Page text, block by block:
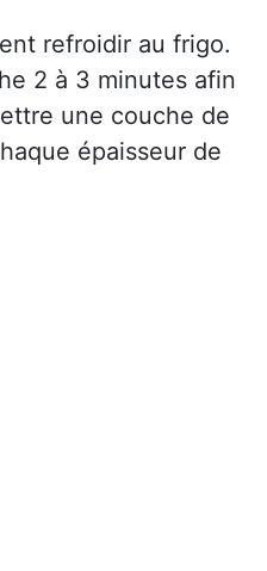
refroidir au frigo.
2 à 3 minutes afin
une couche de
épaisseur de